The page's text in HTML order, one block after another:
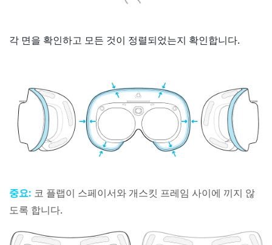
각 면을 확인하고 모든 것이 정렬되었는지 확인합니다.
중요: 코 플랩이 스페이서와 개스킷 프레임 사이에 끼지 않
도록 합니다.